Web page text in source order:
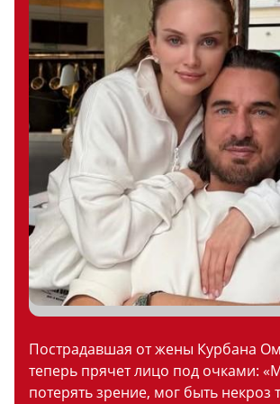
Пострадавшая от жены Курбана
теперь прячет лицо под очками:
потерять зрение, мог быть некроз